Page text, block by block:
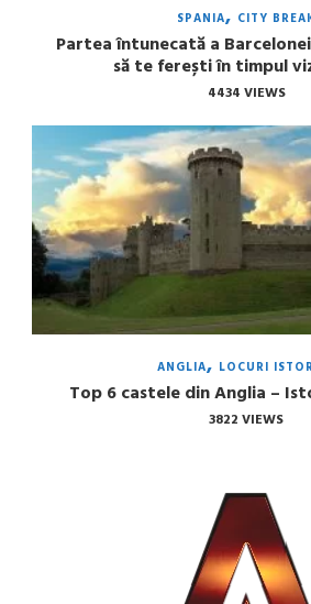
SPANIA CITY
Partea întunecată a
să te ferești în timpul
4434 VIEWS
ANGLIA LOCURI
Top 6 castele din Anglia –
3822 VIEWS